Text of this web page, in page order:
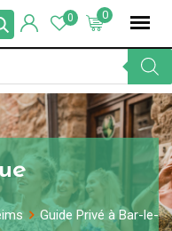
0
0
Guide Privé à Bar-le-